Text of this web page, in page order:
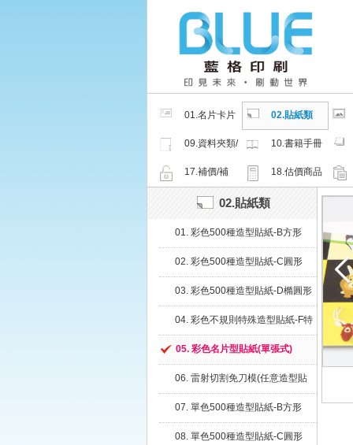
01.名片卡片
02.貼紙類
09.資料夾類/
夾鏈密封袋
10.書籍手冊
17.補價/補
18.估價商品
02.貼紙類
01. 彩色500種造型貼紙-B方形
02. 彩色500種造型貼紙-C圓形
03. 彩色500種造型貼紙-D橢圓形
04. 彩色不規則特殊造型貼紙-F特
05. 彩色名片型貼紙(單張式)
06. 雷射切割免刀模(任意造型貼
07. 單色500種造型貼紙-B方形
08. 單色500種造型貼紙-C圓形